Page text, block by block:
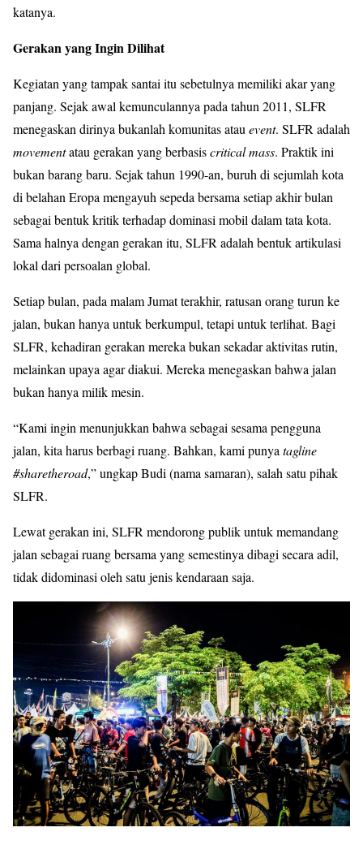
katanya.
Gerakan yang Ingin Dilihat
Kegiatan yang tampak santai itu sebetulnya memiliki akar yang
panjang. Sejak awal kemunculannya pada tahun 2011, SLFR
menegaskan dirinya bukanlah komunitas atau event. SLFR adalah
movementatau gerakan yang berbasiscritical mass. Praktik ini
bukan barang baru. Sejak tahun 1990-an, buruh di sejumlah kota
di belahan Eropa mengayuh sepeda bersama setiap akhir bulan
sebagai bentuk kritik terhadap dominasi mobil dalam tata kota.
Sama halnya dengan gerakan itu, SLFR adalah bentuk artikulasi
lokal dari persoalan global.
Setiap bulan, pada malam Jumat terakhir, ratusan orang turun ke
jalan, bukan hanya untuk berkumpul, tetapi untuk terlihat. Bagi
SLFR, kehadiran gerakan mereka bukan sekadar aktivitas rutin,
melainkan upaya agar diakui. Mereka menegaskan bahwa jalan
bukan hanya milik mesin.
“Kami ingin menunjukkan bahwa sebagai sesama pengguna
jalan, kita harus berbagi ruang. Bahkan, kami punya tagline
#sharetheroad,” ungkap Budi (nama samaran), salah satu pihak
SLFR.
Lewat gerakan ini, SLFR mendorong publik untuk memandang
jalan sebagai ruang bersama yang semestinya dibagi secara adil,
tidak didominasi oleh satu jenis kendaraan saja.